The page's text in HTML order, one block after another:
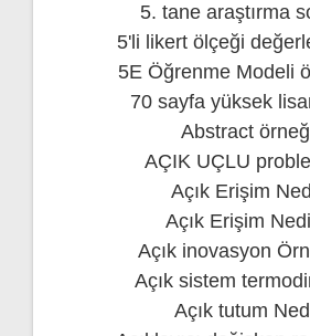
5. tane araştırma
5'li likert ölçeği
5E Öğrenme Modeli
70 sayfa yüksek
Abstract
AÇIK UÇLU
Açık Erişim
Açık Erişim
Açık inovasyon
Açık sistem
Açık tutum